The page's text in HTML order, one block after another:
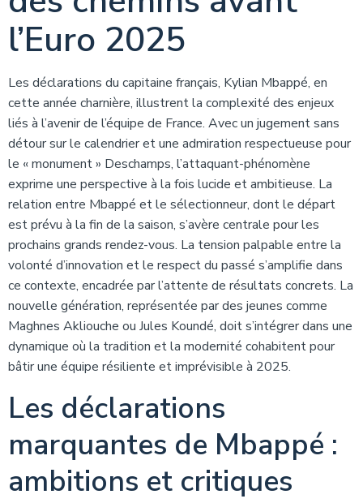
l’Euro 2025
Les déclarations du capitaine français, Kylian Mbappé, en
cette année charnière, illustrent la complexité des enjeux
liés à l’avenir de l’équipe de France. Avec un jugement sans
détour sur le calendrier et une admiration respectueuse pour
le « monument » Deschamps, l’attaquant-phénomène
exprime une perspective à la fois lucide et ambitieuse. La
relation entre Mbappé et le sélectionneur, dont le départ
est prévu à la fin de la saison, s’avère centrale pour les
prochains grands rendez-vous. La tension palpable entre la
volonté d’innovation et le respect du passé s’amplifie dans
ce contexte, encadrée par l’attente de résultats concrets. La
nouvelle génération, représentée par des jeunes comme
Maghnes Akliouche ou Jules Koundé, doit s’intégrer dans une
dynamique où la tradition et la modernité cohabitent pour
bâtir une équipe résiliente et imprévisible à 2025.
Les déclarations
marquantes de Mbappé :
ambitions et critiques